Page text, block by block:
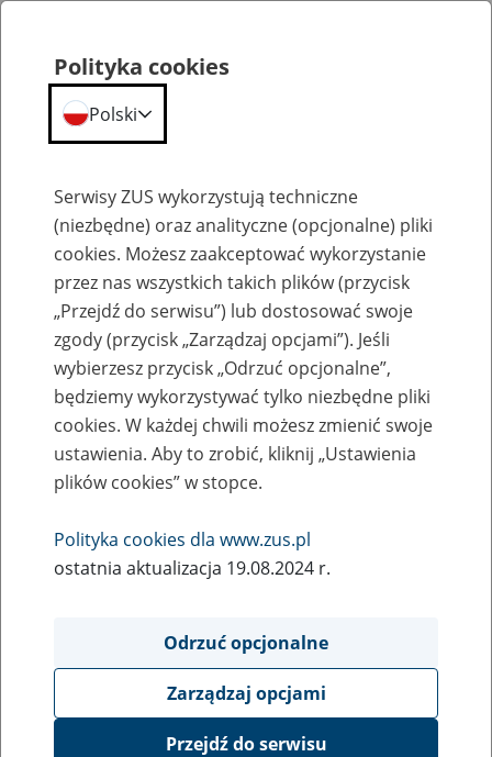
Szkolenia
Zaproś ZUS do siebie - zakładanie profili
eZUS w siedzibie Twojej firmy
Rodzaj wydarzenia
Szkolenia
Obszar merytoryczny
obsługa klientów
Opis wydarzenia
Polityka cookies
Polski
Serwisy ZUS wykorzystują techniczne
(niezbędne) oraz analityczne (opcjonalne) pliki
cookies. Możesz zaakceptować wykorzystanie
przez nas wszystkich takich plików (przycisk
„Przejdź do serwisu”) lub dostosować swoje
zgody (przycisk „Zarządzaj opcjami”). Jeśli
wybierzesz przycisk „Odrzuć opcjonalne”,
będziemy wykorzystywać tylko niezbędne pliki
cookies. W każdej chwili możesz zmienić swoje
ustawienia. Aby to zrobić, kliknij „Ustawienia
plików cookies” w stopce.
Polityka cookies dla www.zus.pl
ostatnia aktualizacja 19.08.2024 r.
Odrzuć opcjonalne
Zarządzaj opcjami
Przejdź do serwisu